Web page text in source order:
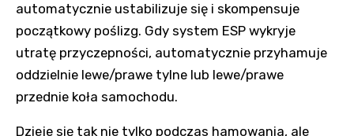
automatycznie ustabilizuje się i skompensuje
początkowy poślizg. Gdy system ESP wykryje
utratę przyczepności, automatycznie przyhamuje
oddzielnie lewe/prawe tylne lub lewe/prawe
przednie koła samochodu.
Dzieje się tak nie tylko podczas hamowania, ale